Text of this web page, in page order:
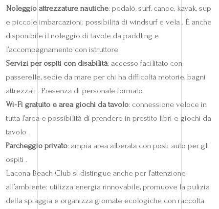
Noleggio attrezzature nautiche: pedalò, surf, canoe, kayak, sup
e piccole imbarcazioni; possibilità di windsurf e vela . È anche
disponibile il noleggio di tavole da paddling e
l’accompagnamento con istruttore.
Servizi per ospiti con disabilità: accesso facilitato con
passerelle, sedie da mare per chi ha difficoltà motorie, bagni
attrezzati . Presenza di personale formato.
Wi‑Fi gratuito e area giochi da tavolo: connessione veloce in
tutta l’area e possibilità di prendere in prestito libri e giochi da
tavolo .
Parcheggio privato: ampia area alberata con posti auto per gli
ospiti .
Lacona Beach Club si distingue anche per l’attenzione
all’ambiente: utilizza energia rinnovabile, promuove la pulizia
della spiaggia e organizza giornate ecologiche con raccolta